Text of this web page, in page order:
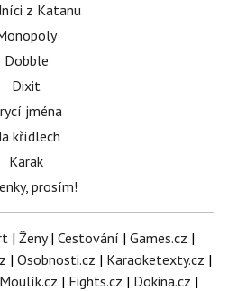
z Katanu
Dobble
Dixit
jména
křídlech
Karak
prosím!
| Ženy| Cestování | Games.cz |
| Osobnosti.cz | Karaoketexty.cz |
Moulík.cz | Fights.cz | Dokina.cz |